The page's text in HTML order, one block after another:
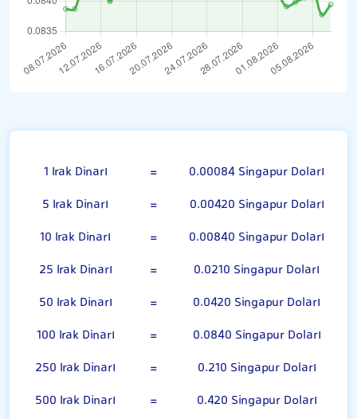
1 Irak Dinarı =
0.00084 Singapur Doları
5 Irak Dinarı
=
0.00420 Singapur Doları
10 Irak Dinarı
=
0.00840 Singapur Doları
25 Irak Dinarı
=
0.0210 Singapur Doları
50 Irak Dinarı
=
0.0420 Singapur Doları
100 Irak Dinarı
=
0.0840 Singapur Doları
250 Irak Dinarı
=
0.210 Singapur Doları
500 Irak Dinarı
=
0.420 Singapur Doları